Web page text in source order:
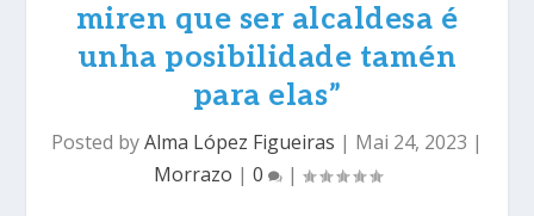
miren que ser alcaldesa é
unha posibilidade tamén
para elas”
Posted byAlma López Figueiras | Mai 24, 2023 |
Morrazo | 0 |